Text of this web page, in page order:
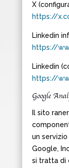
X
https://
Linkedin
https://
Linkedin
https://
Google
Il sito
un
Google,
si tratta di